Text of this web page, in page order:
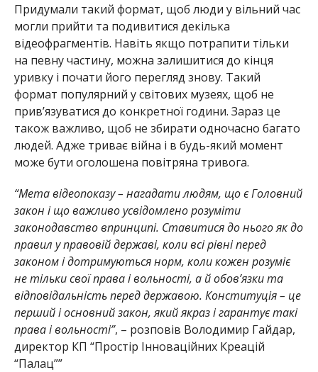
Придумали такий формат, щоб люди у вільний час
могли прийти та подивитися декілька
відеофрагментів. Навіть якщо потрапити тільки
на певну частину, можна залишитися до кінця
уривку і почати його перегляд знову. Такий
формат популярний у світових музеях, щоб не
прив’язуватися до конкретної години. Зараз це
також важливо, щоб не збирати одночасно багато
людей. Адже триває війна і в будь-який момент
може бути оголошена повітряна тривога.
“Мета відеопоказу – нагадати людям, що є Головний
закон і що важливо усвідомлено розуміти
законодавство впринципі. Ставитися до нього як до
правил у правовій державі, коли всі рівні перед
законом і дотримуються норм, коли кожен розуміє
не тільки свої права і вольності, а й обов’язки та
відповідальність перед державою. Конституція – це
перший і основний закон, який якраз і гарантує такі
права і вольності”, – розповів Володимир Гайдар,
директор КП “Простір Інноваційних Креацій
“Палац””